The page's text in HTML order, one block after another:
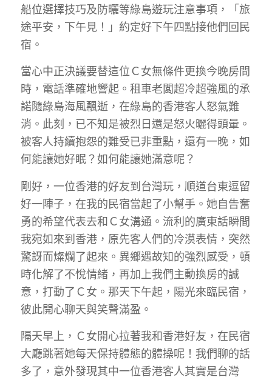
船位選擇技巧及防曬等綠島遊玩注意事項，「旅
途平安，下午見！」約定好下午四點接他們回民
宿。
當心中正決議要替這位Ｃ女無條件更換今晚房間
時，電話準確地響起。租車老闆超冷超強風的承
諾隨綠島海風飄逝，在綠島的香港客人怒氣難
消。此刻，已不知是被烈日還是怒火曬得頭暈。
被客人持續抱怨的難受已非重點，還有一晚，如
何能讓她好眠？如何能讓她滿意呢？
剛好，一位香港的好友到台灣玩，順道台東逗留
好一陣子，在我的民宿當起了小幫手。她自告奮
勇的希望代表去和Ｃ女溝通。流利的廣東話瞬間
我宛如來到香港，原先客人們的冷漠表情，突然
驚訝而燦爛了起來。異鄉遇故知的強烈感受，頓
時化解了不悅情緒，再加上我們主動換房的誠
意，打動了Ｃ女。那天下午起，陽光來臨民宿，
彼此開心聊天與笑聲滿盈。
隔天早上，Ｃ女開心拉著我和香港好友，在民宿
大廳跳著她每天保持體態的體操呢！我們聊的話
多了，意外發現其中一位香港客人其實是台灣